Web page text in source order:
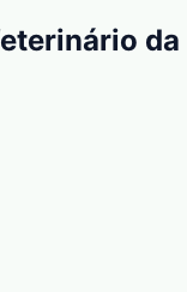
da